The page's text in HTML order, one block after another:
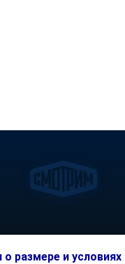
о размере и